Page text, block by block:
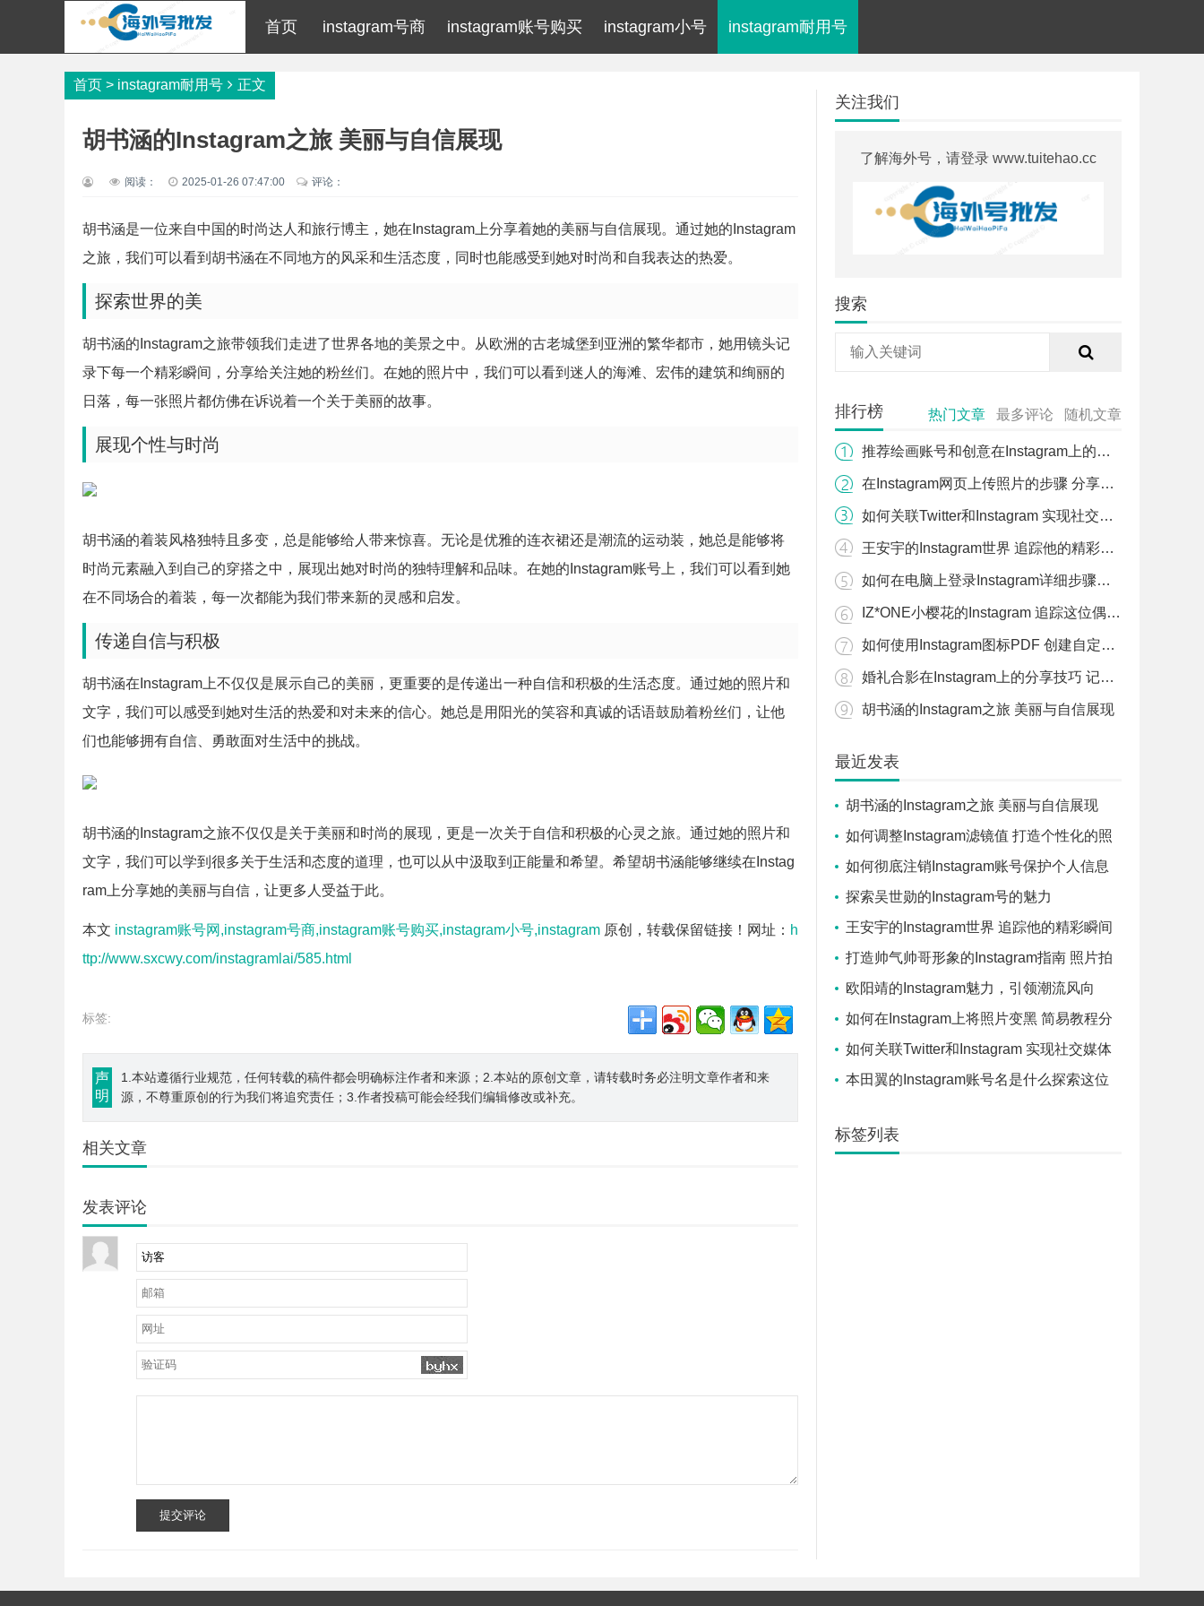
首页 instagram号商 instagram账号购买 instagram小号 instagram耐用号
首页 > instagram耐用号 正文
胡书涵的Instagram之旅 美丽与自信展现
阅读： 2025-01-26 07:47:00 评论：
胡书涵是一位来自中国的时尚达人和旅行博主，她在Instagram上分享着她的美丽与自信展现。通过她的Instagram
之旅，我们可以看到胡书涵在不同地方的风采和生活态度，同时也能感受到她对时尚和自我表达的热爱。
探索世界的美
胡书涵的Instagram之旅带领我们走进了世界各地的美景之中。从欧洲的古老城堡到亚洲的繁华都市，她用镜头记
录下每一个精彩瞬间，分享给关注她的粉丝们。在她的照片中，我们可以看到迷人的海滩、宏伟的建筑和绚丽的
日落，每一张照片都仿佛在诉说着一个关于美丽的故事。
展现个性与时尚
胡书涵的着装风格独特且多变，总是能够给人带来惊喜。无论是优雅的连衣裙还是潮流的运动装，她总是能够将
时尚元素融入到自己的穿搭之中，展现出她对时尚的独特理解和品味。在她的Instagram账号上，我们可以看到她
在不同场合的着装，每一次都能为我们带来新的灵感和启发。
传递自信与积极
胡书涵在Instagram上不仅仅是展示自己的美丽，更重要的是传递出一种自信和积极的生活态度。通过她的照片和
文字，我们可以感受到她对生活的热爱和对未来的信心。她总是用阳光的笑容和真诚的话语鼓励着粉丝们，让他
们也能够拥有自信、勇敢面对生活中的挑战。
胡书涵的Instagram之旅不仅仅是关于美丽和时尚的展现，更是一次关于自信和积极的心灵之旅。通过她的照片和
文字，我们可以学到很多关于生活和态度的道理，也可以从中汲取到正能量和希望。希望胡书涵能够继续在Instag
ram上分享她的美丽与自信，让更多人受益于此。
本文 instagram账号网,instagram号商,instagram账号购买,instagram小号,instagram 原创，转载保留链接！网址： h
ttp://www.sxcwy.com/instagramlai/585.html
标签:
声
明
1.本站遵循行业规范，任何转载的稿件都会明确标注作者和来源；2.本站的原创文章，请转载时务必注明文章作者和来
源，不尊重原创的行为我们将追究责任；3.作者投稿可能会经我们编辑修改或补充。
相关文章
发表评论
提交评论
关注我们
了解海外号，请登录 www.tuitehao.cc
搜索
排行榜 热门文章 最多评论 随机文章
推荐绘画账号和创意在Instagram上的分享
在Instagram网页上传照片的步骤 分享您的精彩瞬间
如何关联Twitter和Instagram 实现社交媒体平台间的互动
王安宇的Instagram世界 追踪他的精彩瞬间与日常分享
如何在电脑上登录Instagram详细步骤解析
IZ*ONE小樱花的Instagram 追踪这位偶像的个人动态和时尚风格
如何使用Instagram图标PDF 创建自定义的图标素材
婚礼合影在Instagram上的分享技巧 记录美好时刻，与亲朋好友共享喜悦
胡书涵的Instagram之旅 美丽与自信展现
最近发表
胡书涵的Instagram之旅 美丽与自信展现
如何调整Instagram滤镜值 打造个性化的照
片效果
如何彻底注销Instagram账号保护个人信息
的步骤
探索吴世勋的Instagram号的魅力
王安宇的Instagram世界 追踪他的精彩瞬间
与日常分享
打造帅气帅哥形象的Instagram指南 照片拍
摄和编辑技巧
欧阳靖的Instagram魅力，引领潮流风向
如何在Instagram上将照片变黑 简易教程分
享如何关联Twitter和Instagram 实现社交媒体
平台间的互动
本田翼的Instagram账号名是什么探索这位
标签列表